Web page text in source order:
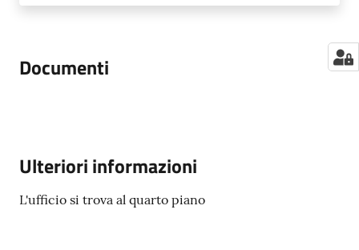
Documenti
Ulteriori informazioni
L'ufficio si trova al quarto piano